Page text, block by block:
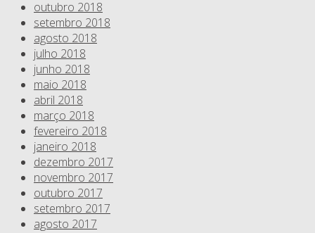
outubro 2018
setembro 2018
agosto 2018
julho 2018
junho 2018
maio 2018
abril 2018
março 2018
fevereiro 2018
janeiro 2018
dezembro 2017
novembro 2017
outubro 2017
setembro 2017
agosto 2017